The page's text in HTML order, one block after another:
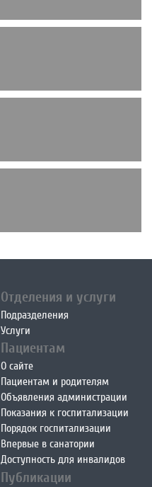
Отделения и услуги
Подразделения
Услуги
Пациентам
О сайте
Пациентам и родителям
Объявления администрации
Показания к госпитализации
Порядок госпитализации
Впервые в санатории
Доступность для инвалидов
Публикации